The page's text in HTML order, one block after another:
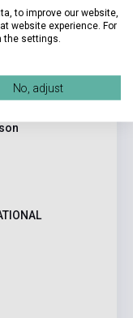
to improve our website,
website experience. For
the settings.
No, adjust